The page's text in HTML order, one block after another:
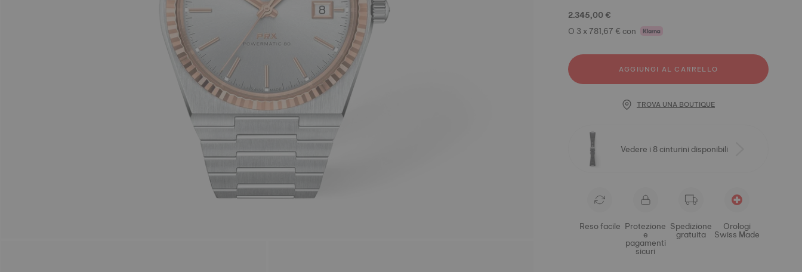
2.345,00 €
O 3 x 781,67 € con
AGGIUNGI AL CARRELLO
TROVA UNA BOUTIQUE
Vedere i 8 cinturini disponibili
Reso facile Protezione
e
pagamenti
sicuri
Spedizione
gratuita
Orologi
Swiss Made